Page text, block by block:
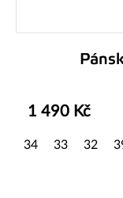
1 490 Kč
34 33 32